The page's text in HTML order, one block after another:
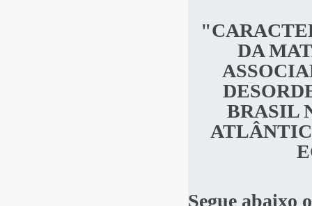
DA
BRASIL
Segue abaixo